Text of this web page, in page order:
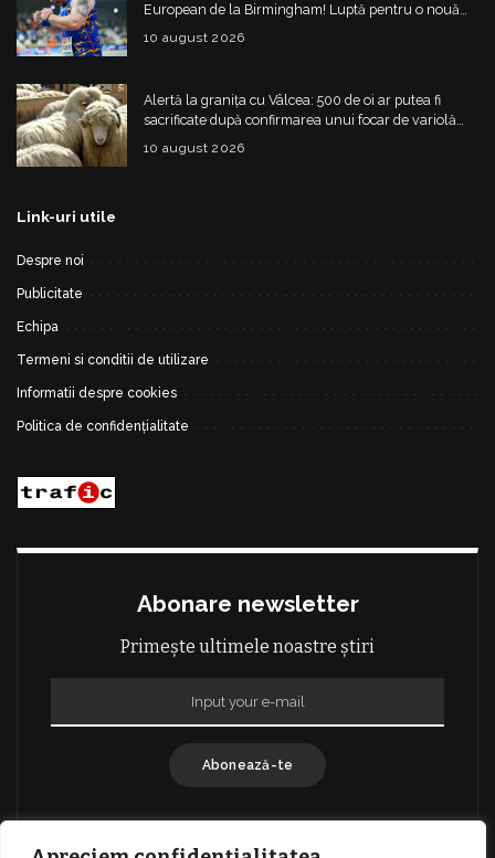
European de la Birmingham! Luptă pentru o nouă
10 august 2026
Alertă la granița cu Vâlcea: 500 de oi ar putea fi
sacrificate după confirmarea unui focar de variolă
10 august 2026
Link-uri utile
Despre noi
Publicitate
Echipa
Termeni si conditii de utilizare
Informatii despre cookies
Politica de confidențialitate
Abonare newsletter
Primește ultimele noastre știri
Abonează-te